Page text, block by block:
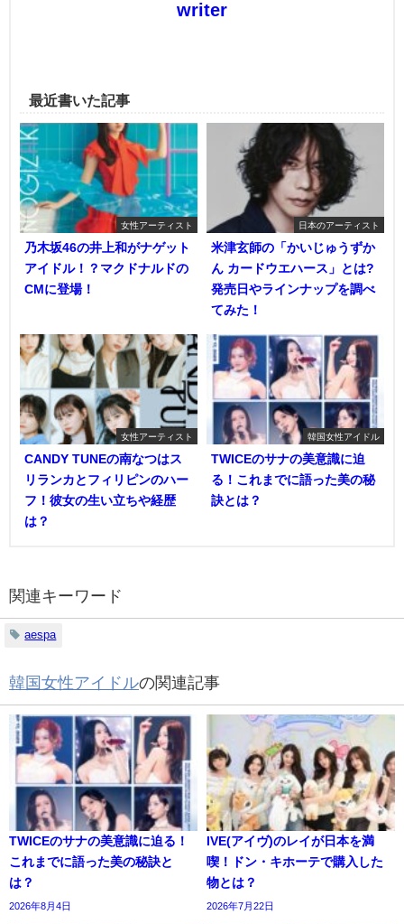
writer
最近書いた記事
女性アーティスト
乃木坂46の井上和がナゲット
アイドル！？マクドナルドの
CMに登場！
日本のアーティスト
米津玄師の「かいじゅうずか
ん カードウエハース」とは?
発売日やラインナップを調べ
てみた！
女性アーティスト
CANDY TUNEの南なつはス
リランカとフィリピンのハー
フ！彼女の生い立ちや経歴
は？
韓国女性アイドル
TWICEのサナの美意識に迫
る！これまでに語った美の秘
訣とは？
関連キーワード
aespa
韓国女性アイドルの関連記事
TWICEのサナの美意識に迫る！
これまでに語った美の秘訣と
は？
2026年8月4日
IVE(アイヴ)のレイが日本を満
喫！ドン・キホーテで購入した
物とは？
2026年7月22日